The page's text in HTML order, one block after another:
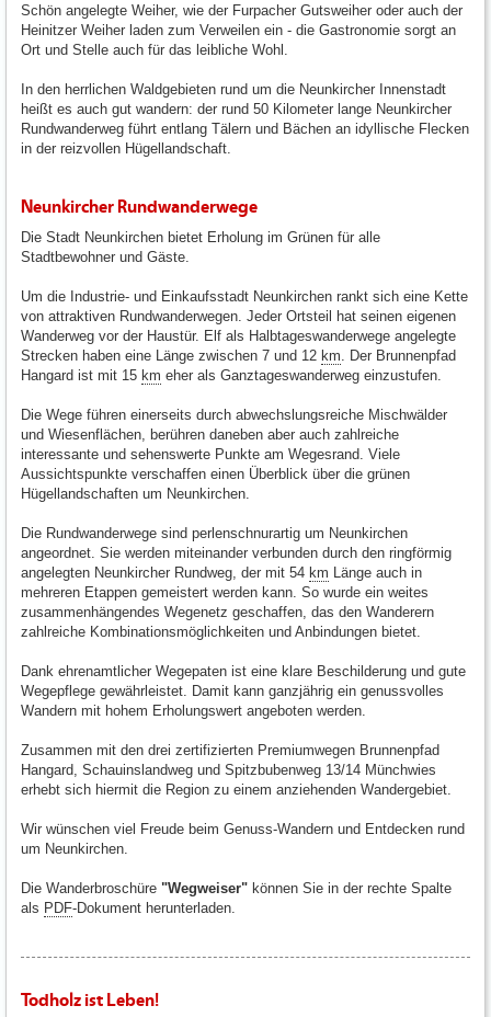
Schön angelegte Weiher, wie der Furpacher Gutsweiher oder auch der
Heinitzer Weiher laden zum Verweilen ein - die Gastronomie sorgt an
Ort und Stelle auch für das leibliche Wohl.
In den herrlichen Waldgebieten rund um die Neunkircher Innenstadt
heißt es auch gut wandern: der rund 50 Kilometer lange Neunkircher
Rundwanderweg führt entlang Tälern und Bächen an idyllische Flecken
in der reizvollen Hügellandschaft.
Neunkircher Rundwanderwege
Die Stadt Neunkirchen bietet Erholung im Grünen für alle
Stadtbewohner und Gäste.
Um die Industrie- und Einkaufsstadt Neunkirchen rankt sich eine Kette
von attraktiven Rundwanderwegen. Jeder Ortsteil hat seinen eigenen
Wanderweg vor der Haustür. Elf als Halbtageswanderwege angelegte
Strecken haben eine Länge zwischen 7 und 12 km . Der Brunnenpfad
Hangard ist mit 15 km eher als Ganztageswanderweg einzustufen.
Die Wege führen einerseits durch abwechslungsreiche Mischwälder
und Wiesenflächen, berühren daneben aber auch zahlreiche
interessante und sehenswerte Punkte am Wegesrand. Viele
Aussichtspunkte verschaffen einen Überblick über die grünen
Hügellandschaften um Neunkirchen.
Die Rundwanderwege sind perlenschnurartig um Neunkirchen
angeordnet. Sie werden miteinander verbunden durch den ringförmig
angelegten Neunkircher Rundweg, der mit 54 km Länge auch in
mehreren Etappen gemeistert werden kann. So wurde ein weites
zusammenhängendes Wegenetz geschaffen, das den Wanderern
zahlreiche Kombinationsmöglichkeiten und Anbindungen bietet.
Dank ehrenamtlicher Wegepaten ist eine klare Beschilderung und gute
Wegepflege gewährleistet. Damit kann ganzjährig ein genussvolles
Wandern mit hohem Erholungswert angeboten werden.
Zusammen mit den drei zertifizierten Premiumwegen Brunnenpfad
Hangard, Schauinslandweg und Spitzbubenweg 13/14 Münchwies
erhebt sich hiermit die Region zu einem anziehenden Wandergebiet.
Wir wünschen viel Freude beim Genuss-Wandern und Entdecken rund
um Neunkirchen.
Die Wanderbroschüre "Wegweiser" können Sie in der rechte Spalte
als PDF-Dokument herunterladen.
Todholz ist Leben!